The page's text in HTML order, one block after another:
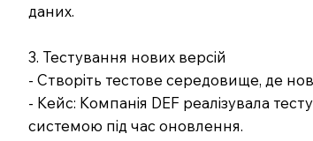
даних.
3. Тестування нових версій
- Створіть тестове середовище, де
- Кейс: Компанія DEF реалізувала
системою під час оновлення.